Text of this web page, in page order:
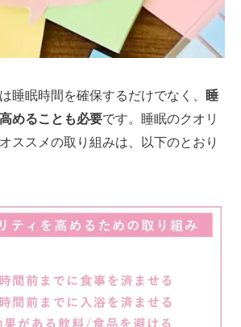
睡眠時間を確保するだけでなく、 睡
めることも必要です。睡眠のクオリ
ススメの取り組みは、以下のとおり